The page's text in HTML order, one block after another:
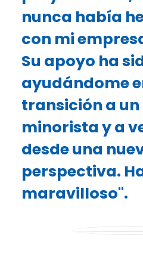
nunca había
con mi
Su apoyo ha
ayudándome
transición a
minorista y a
desde una
perspectiva.
maravilloso".